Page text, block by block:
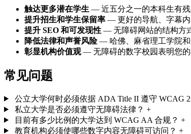
触达更多潜在学生 — 近五分之一的本科生有残
提升招生和学生保留率 — 更好的导航、字幕内
提升 SEO 和可发现性 — 无障碍网站的结构方
降低法律和声誉风险— 哈佛、麻省理工学院和
彰显机构价值观— 无障碍的数字校园表明您的
常见问题
公立大学何时必须依据 ADA Title II 遵守 WCAG
私立大学是否必须遵守无障碍法律？ +
目前有多少比例的大学达到 WCAG AA 合规？ +
教育机构必须使哪些数字内容无障碍可访问？ +